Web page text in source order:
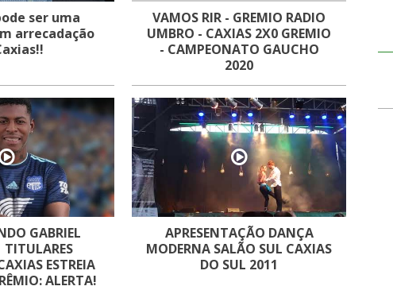
ser uma
arrecadação
VAMOS RIR - GREMIO RADIO
UMBRO - CAXIAS 2X0 GREMIO
- CAMPEONATO GAUCHO
2020
GABRIEL
ESTREIA
ALERTA!
APRESENTAÇÃO DANÇA
MODERNA SALÃO SUL CAXIAS
DO SUL 2011